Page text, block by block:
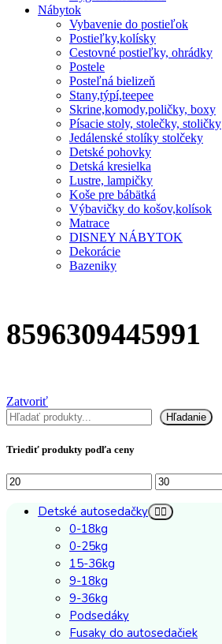
Nábytok
Vybavenie do postieľok
Postieľky,kolísky
Cestovné postieľky, ohrádky
Postele
Posteľná bielizeň
Stany,týpí,teepee
Skrine,komody,poličky, boxy
Písacie stoly, stolečky, stoličky
Jedálenské stolíky stolčeky
Detské pohovky
Detská kresielka
Lustre, lampičky
Koše pre bábätká
Výbavičky do košov,kolísok
Matrace
DISNEY NÁBYTOK
Dekorácie
Bazeniky
8596309445991
Zatvoriť
Hľadať
Hľadanie
Triediť produkty podľa ceny
Minimálna
cena
Maximálna
cena
Detské autosedačky
0-18kg
0-25kg
15-36kg
9-18kg
9-36kg
Podsedáky
Fusaky do autosedačiek